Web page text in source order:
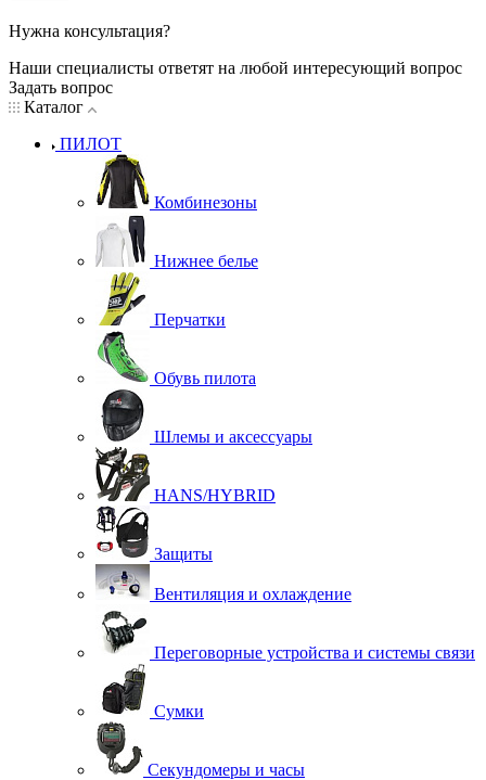
Нужна консультация?
Наши специалисты ответят на любой интересующий вопрос
Задать вопрос
Каталог
ПИЛОТ
Комбинезоны
Нижнее белье
Перчатки
Обувь пилота
Шлемы и аксессуары
HANS/HYBRID
Защиты
Вентиляция и охлаждение
Переговорные устройства и системы связи
Сумки
Секундомеры и часы